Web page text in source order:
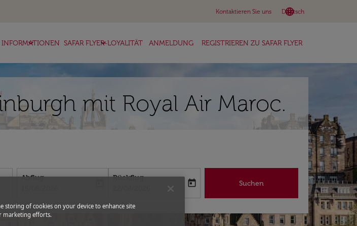
Kontaktieren Sie uns language
Deutsch
keyboard_arrow_down
INFORMATIONEN
keyboard_arrow_down SAFAR FLYER-LOYALITÄT
keyboard_arrow_down ANMELDUNG REGISTRIEREN ZU SAFAR FLYER
mit Royal Air Maroc.
Abflug
Rückflug
fc-booking-return-date-aria-label
today Suchen
storing of cookies on your device to enhance site
marketing efforts.